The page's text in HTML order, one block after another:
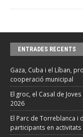
ENTRADES RECENTS
Gaza, Cuba i el Líban,
cooperació municipal
El groc, el Casal de
2026
El Parc de Torreblanca i
participants en